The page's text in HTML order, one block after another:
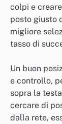
colpi e
posto giusto
migliore
tasso di
Un buon
e controllo,
sopra la
cercare di
dalla rete,